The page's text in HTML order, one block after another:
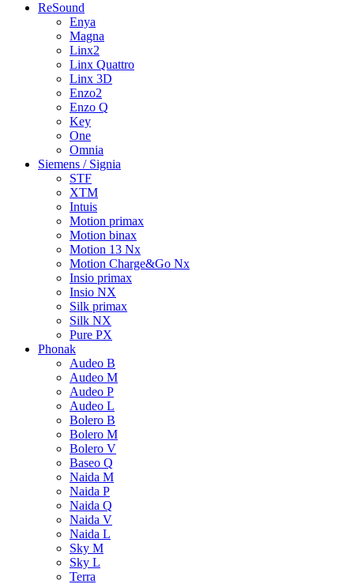
ReSound
Enya
Magna
Linx2
Linx Quattro
Linx 3D
Enzo2
Enzo Q
Key
One
Omnia
Siemens / Signia
STF
XTM
Intuis
Motion primax
Motion binax
Motion 13 Nx
Motion Charge&Go Nx
Insio primax
Insio NX
Silk primax
Silk NX
Pure PX
Phonak
Audeo B
Audeo M
Audeo P
Audeo L
Bolero B
Bolero M
Bolero V
Baseo Q
Naida M
Naida P
Naida Q
Naida V
Naida L
Sky M
Sky L
Terra